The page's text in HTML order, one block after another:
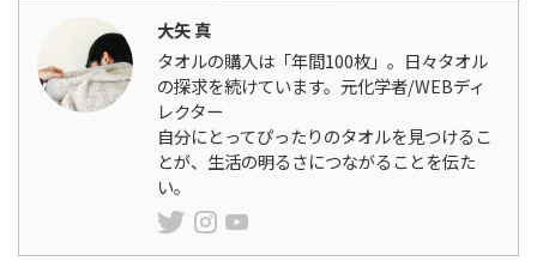
大矢 真
タオルの購入は「年間100枚」。日々タオル
の探求を続けています。元化学者/WEBディ
レクター
自分にとってぴったりのタオルを見つけるこ
とが、生活の明るさにつながることを伝た
い。